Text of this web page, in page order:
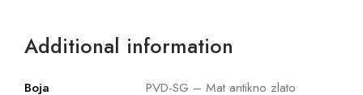
Additional information
Boja
PVD-SG – Mat antikno zlato